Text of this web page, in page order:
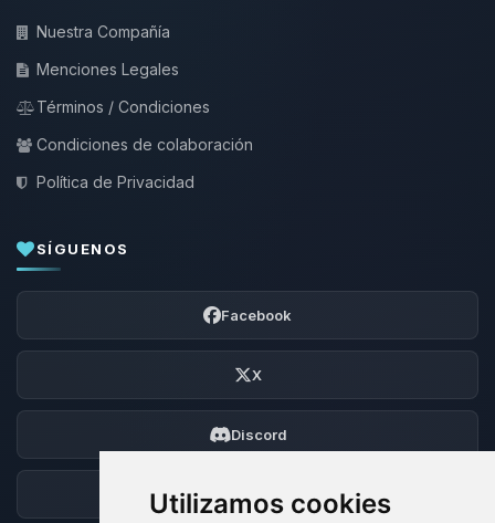
Utilizamos cookies
Nuestra Compañía
Menciones Legales
Términos / Condiciones
Condiciones de colaboración
Política de Privacidad
SÍGUENOS
Facebook
X
Discord
Foro